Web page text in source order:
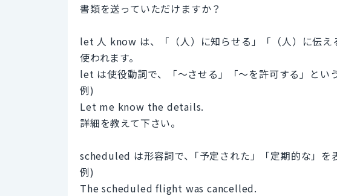
書類を送っていただけますか？
let 人 know は、「（人）に知らせる」「（人）に伝え
使われます。
let は使役動詞で、「～させる」「～を許可する」とい
例)
Let me know the details.
詳細を教えて下さい。
scheduled は形容詞で、｢予定された」「定期的な」を
例)
The scheduled flight was cancelled.